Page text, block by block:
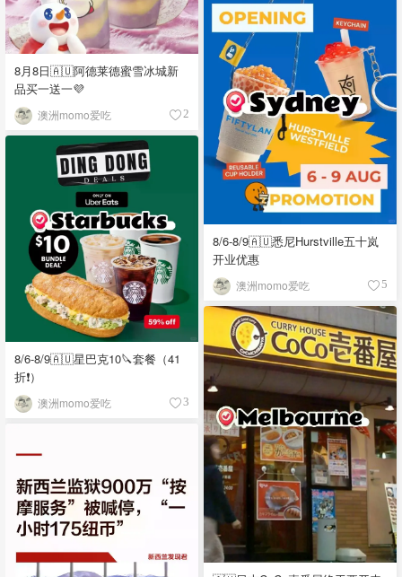
8月8日🇦🇺阿德莱德蜜雪冰城新
品买一送一💜
澳洲momo爱吃 2
8/6-8/9🇦🇺悉尼Hurstville五十岚
开业优惠
澳洲momo爱吃 5
8/6-8/9🇦🇺星巴克10🔪套餐（41
折❗）
澳洲momo爱吃 3